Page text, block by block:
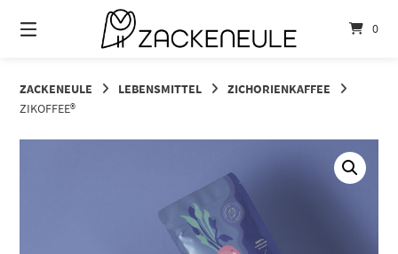
zum
0
ZACKENEULE LEBENSMITTEL
ZICHORIENKAFFEE
ZIKOFFEE®